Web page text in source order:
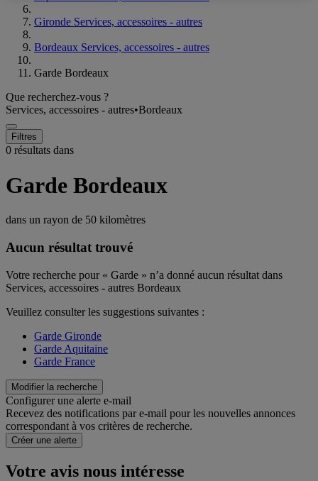
Gironde Services, accessoires - autres
Bordeaux Services, accessoires - autres
Garde Bordeaux
Que recherchez-vous ?
Services, accessoires - autres•Bordeaux
Filtres
0 résultats dans
Garde Bordeaux
dans un rayon de 50 kilomètres
Aucun résultat trouvé
Votre recherche pour « Garde » n’a donné aucun résultat dans
Services, accessoires - autres Bordeaux
Veuillez consulter les suggestions suivantes :
Garde Gironde
Garde Aquitaine
Garde France
Modifier la recherche
Configurer une alerte e-mail
Recevez des notifications par e-mail pour les nouvelles annonces
correspondant à vos critères de recherche.
Créer une alerte
Votre avis nous intéresse